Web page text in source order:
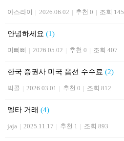
아스라이 | 2026.06.02 | 추천 0 | 조회 145
안녕하세요 (1)
미삐삐 | 2026.05.02 | 추천 0 | 조회 407
한국 증권사 미국 옵션 수수료 (2)
빅콜 | 2026.03.01 | 추천 0 | 조회 812
델타 거래 (4)
jaja | 2025.11.17 | 추천 1 | 조회 893